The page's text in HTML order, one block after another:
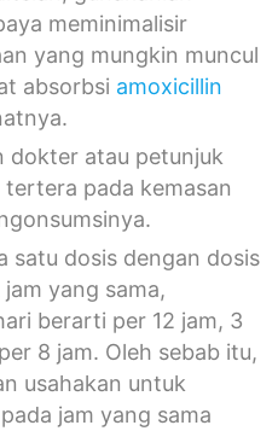
meminimalisir
yang mungkin muncul
absorbsi amoxicillin
dokter atau petunjuk
pada kemasan
satu dosis dengan dosis
yang sama,
berarti per 12 jam, 3
8 jam. Oleh sebab itu,
usahakan untuk
jam yang sama